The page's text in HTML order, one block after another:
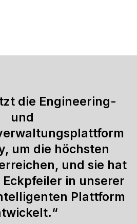
die Engineering-
und
um die höchsten
und sie hat
in unserer
Plattform